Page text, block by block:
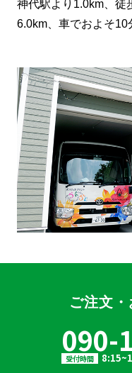
神代駅より1.0km、徒
6.0km、車でおよそ10
ご注文
090-
受付時間